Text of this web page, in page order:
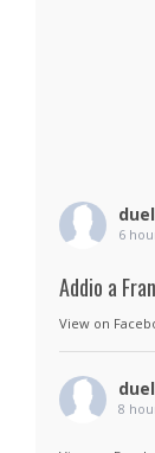
6
Addio a
View on
8